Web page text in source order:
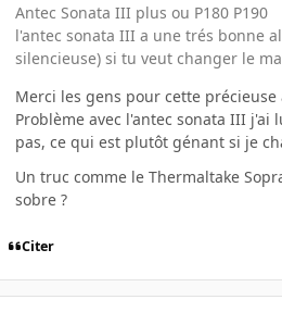
Antec Sonata III plus ou P180 P190
l'antec sonata III a une trés bonne
silencieuse) si tu veut changer le
Merci les gens pour cette précieuse
Problème avec l'antec sonata III j'ai
pas, ce qui est plutôt génant si je
Un truc comme le Thermaltake
sobre ?
Citer